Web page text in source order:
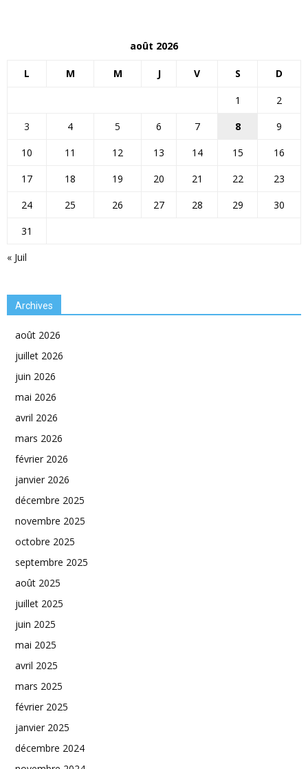
août 2026
L M M J V S D
« Juil
1
2
3
4 5 6 7 8
9
10
11 12 13 14 15
16
17
18 19 20 21 22
23
24
25 26 27 28 29
30
31
Archives
août 2026
juillet 2026
juin 2026
mai 2026
avril 2026
mars 2026
février 2026
janvier 2026
décembre 2025
novembre 2025
octobre 2025
septembre 2025
août 2025
juillet 2025
juin 2025
mai 2025
avril 2025
mars 2025
février 2025
janvier 2025
décembre 2024